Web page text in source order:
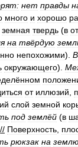
нет правды
много и хорошо
земная твердь (в
на твёрдую
непохожими).
окружающего).
от иллюзий
слой земной
под землёй (в
// Поверхность
рюкзак на землю